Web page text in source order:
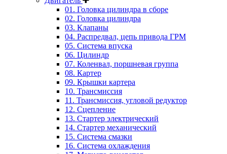
01. Головка цилиндра в сборе
02. Головка цилиндра
03. Клапаны
04. Распредвал, цепь привода ГРМ
05. Система впуска
06. Цилиндр
07. Коленвал, поршневая группа
08. Картер
09. Крышки картера
10. Трансмиссия
11. Трансмиссия, угловой редуктор
12. Сцепление
13. Стартер электрический
14. Стартер механический
15. Система смазки
16. Система охлаждения